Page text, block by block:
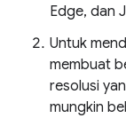
Edge, dan
Untuk
membuat
resolusi
mungkin